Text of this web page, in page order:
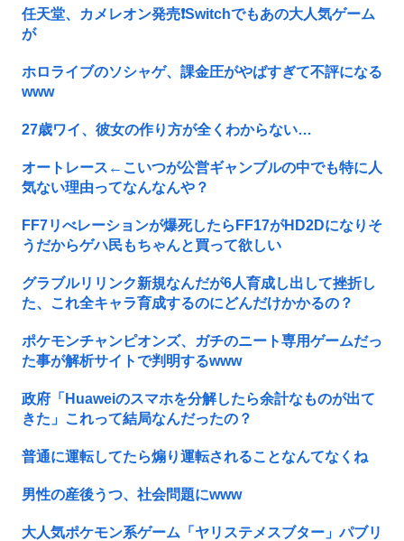
任天堂、カメレオン発売❗Switchでもあの大人気ゲーム
が
ホロライブのソシャゲ、課金圧がやばすぎて不評になる
www
27歳ワイ、彼女の作り方が全くわからない…
オートレース←こいつが公営ギャンブルの中でも特に人
気ない理由ってなんなんや？
FF7リべレーションが爆死したらFF17がHD2Dになりそ
うだからゲハ民もちゃんと買って欲しい
グラブルリリンク新規なんだが6人育成し出して挫折し
た、これ全キャラ育成するのにどんだけかかるの？
ポケモンチャンピオンズ、ガチのニート専用ゲームだっ
た事が解析サイトで判明するwww
政府「Huaweiのスマホを分解したら余計なものが出て
きた」これって結局なんだったの？
普通に運転してたら煽り運転されることなんてなくね
男性の産後うつ、社会問題にwww
大人気ポケモン系ゲーム「ヤリステメスブター」パブリ